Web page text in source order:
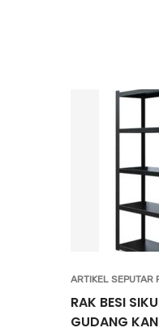
ARTIKEL SEPUTAR
RAK BESI
GUDANG